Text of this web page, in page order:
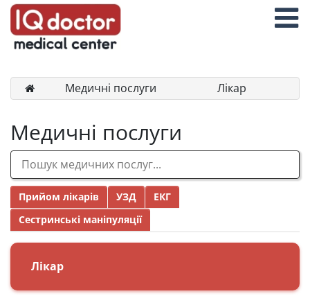
Медичні послуги Лікар
Медичні послуги
Прийом лікарів УЗД
ЕКГ
Сестринські маніпуляції
Лікар